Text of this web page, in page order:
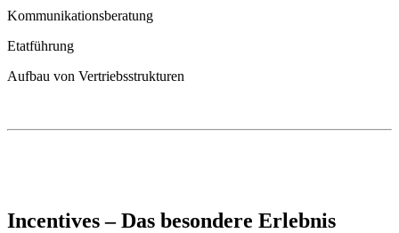
Kommunikationsberatung
Etatführung
Aufbau von Vertriebsstrukturen
Incentives – Das besondere Erlebnis